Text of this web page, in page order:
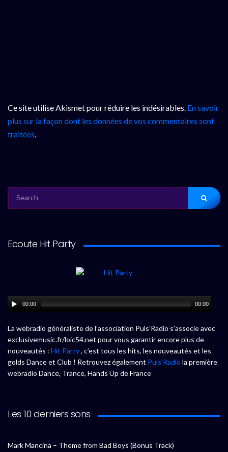
Ce site utilise Akismet pour réduire les indésirables. En savoir
plus sur la façon dont les données de vos commentaires sont
traitées.
FOR:
Ecoute Hit Party
00:00 00:00
La webradio généraliste de l’association Puls’Radio s’associe avec
exclusivemusic.fr/loic54.net pour vous garantir encore plus de
nouveautés : Hit Party, c’est tous les hits, les nouveautés et les
golds Dance et Club ! Retrouvez également Puls’Radio la première
webradio Dance, Trance, Hands Up de France
Les 10 derniers sons
Mark Mancina – Theme from Bad Boys (Bonus Track)